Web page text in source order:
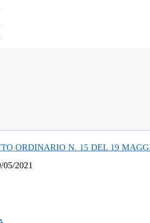
ORDINARIO N. 15 DEL 19
05/2021